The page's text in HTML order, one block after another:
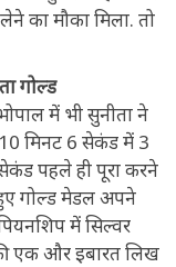
का मौका मिला. तो
गोल्ड
में भी सुनीता ने
10 मिनट 6 सेकंड में 3
सेकंड पहले ही पूरा करने
गोल्ड मेडल अपने
में सिल्वर
एक और इबारत लिख